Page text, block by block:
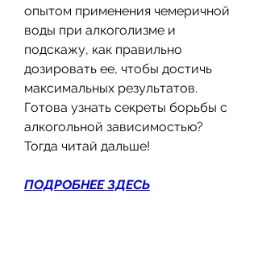
опытом применения чемеричной
воды при алкоголизме и
подскажу, как правильно
дозировать ее, чтобы достичь
максимальных результатов.
Готова узнать секреты борьбы с
алкогольной зависимостью?
Тогда читай дальше!
ПОДРОБНЕЕ ЗДЕСЬ